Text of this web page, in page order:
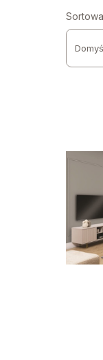
Koniec